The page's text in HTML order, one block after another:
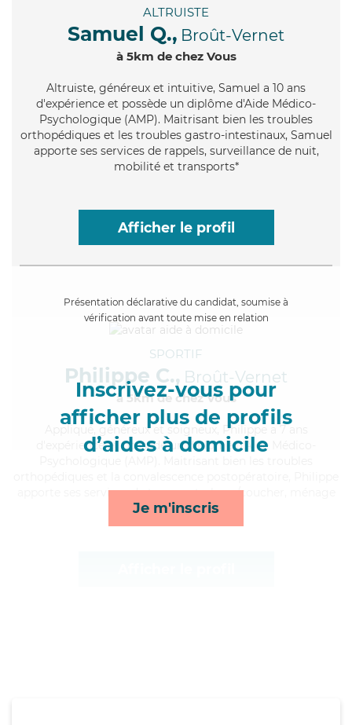
ALTRUISTE
Samuel Q., Broût-Vernet
à 5km de chez Vous
Altruiste, généreux et intuitive, Samuel a 10 ans
d'expérience et possède un diplôme d'Aide Médico-
Psychologique (AMP). Maitrisant bien les troubles
orthopédiques et les troubles gastro-intestinaux, Samuel
apporte ses services de rappels, surveillance de nuit,
mobilité et transports*
Afficher le profil
Présentation déclarative du candidat, soumise à
vérification avant toute mise en relation
Inscrivez-vous pour
afficher plus de profils
d’aides à domicile
Je m'inscris
SPORTIF
Philippe C., Broût-Vernet
à 5km de chez Vous
, généreux et soigneux, Philippe a 7 ans
d'expérience et possède un diplôme d'Aide Médico-
apporte ses services de transports, lever/coucher, ménage
et toilette/habillage*